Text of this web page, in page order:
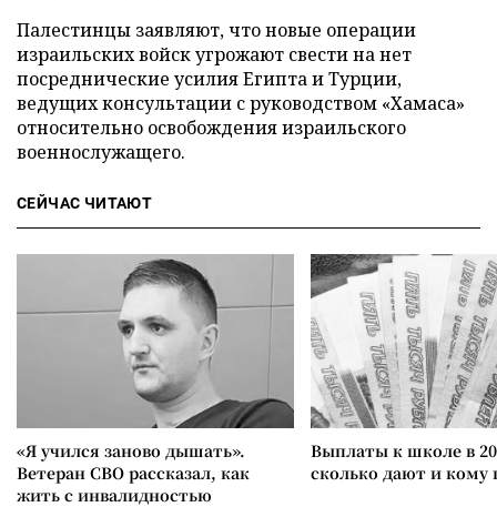
Палестинцы заявляют, что новые операции
израильских войск угрожают свести на нет
посреднические усилия Египта и Турции,
ведущих консультации с руководством «Хамаса»
относительно освобождения израильского
военнослужащего.
СЕЙЧАС ЧИТАЮТ
«Я учился заново дышать».
Ветеран СВО рассказал, как
жить с инвалидностью
Выплаты к школе в
сколько дают и